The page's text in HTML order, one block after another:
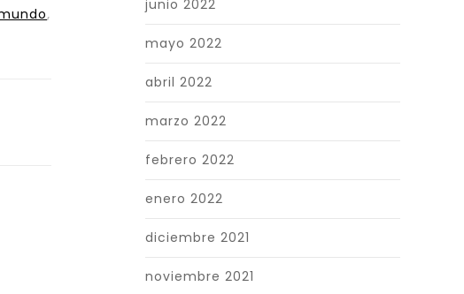
,
junio 2022
mayo 2022
abril 2022
marzo 2022
febrero 2022
enero 2022
diciembre 2021
noviembre 2021